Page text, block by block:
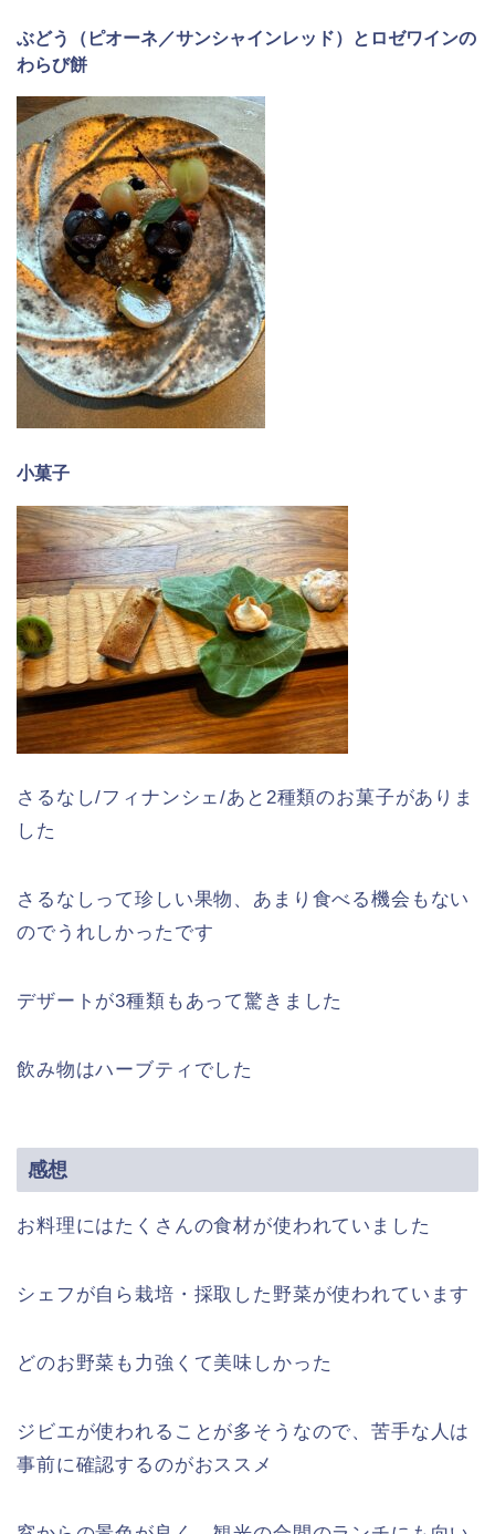
ぶどう（ピオーネ／サンシャインレッド）とロゼワインの
わらび餅
小菓子
さるなし/フィナンシェ/あと2種類のお菓子がありま
した
さるなしって珍しい果物、あまり食べる機会もない
のでうれしかったです
デザートが3種類もあって驚きました
飲み物はハーブティでした
感想
お料理にはたくさんの食材が使われていました
シェフが自ら栽培・採取した野菜が使われています
どのお野菜も力強くて美味しかった
ジビエが使われることが多そうなので、苦手な人は
事前に確認するのがおススメ